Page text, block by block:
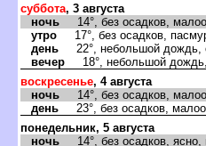
суббота, 3 августа
ночь 14°, без осадков,
утро 17°, без осадков,
день 22°, небольшой дождь,
вечер 18°, небольшой дождь,
воскресенье, 4 августа
ночь 14°, без осадков,
день 23°, без осадков,
понедельник, 5 августа
ночь 14°, без осадков, ясно,